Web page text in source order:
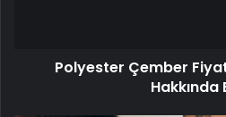
Polyester Çember
Hakkında